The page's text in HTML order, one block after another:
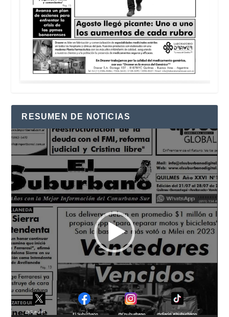
RESUMEN DE NOTICIAS
Reproductor
de
vídeo